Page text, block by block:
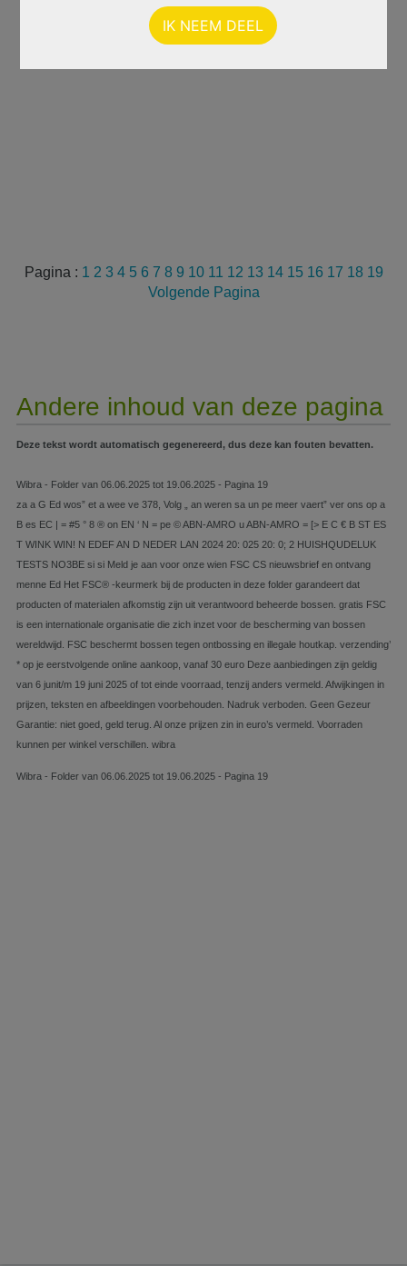
Pagina : 1 2 3 4 5 6 7 8 9 10 11 12 13 14 15 16 17 18 19
Volgende Pagina
Andere inhoud van deze pagina
Deze tekst wordt automatisch gegenereerd, dus deze kan fouten bevatten.
Wibra - Folder van 06.06.2025 tot 19.06.2025 - Pagina 19
za a G Ed wos” et a wee ve 378, Volg „ an weren sa un pe meer vaert” ver ons op a
B es EC | = #5 ° 8 ® on EN ‘ N = pe © ABN-AMRO u ABN-AMRO = [> E C € B ST ES
T WINK WIN! N EDEF AN D NEDER LAN 2024 20: 025 20: 0; 2 HUISHQUDELUK
TESTS NO3BE si si Meld je aan voor onze wien FSC CS nieuwsbrief en ontvang
menne Ed Het FSC® -keurmerk bij de producten in deze folder garandeert dat
producten of materialen afkomstig zijn uit verantwoord beheerde bossen. gratis FSC
is een internationale organisatie die zich inzet voor de bescherming van bossen
wereldwijd. FSC beschermt bossen tegen ontbossing en illegale houtkap. verzending’
* op je eerstvolgende online aankoop, vanaf 30 euro Deze aanbiedingen zijn geldig
van 6 junit/m 19 juni 2025 of tot einde voorraad, tenzij anders vermeld. Afwijkingen in
prijzen, teksten en afbeeldingen voorbehouden. Nadruk verboden. Geen Gezeur
Garantie: niet goed, geld terug. Al onze prijzen zin in euro’s vermeld. Voorraden
kunnen per winkel verschillen. wibra
Wibra - Folder van 06.06.2025 tot 19.06.2025 - Pagina 19